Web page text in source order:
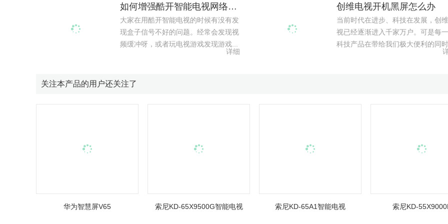
如何增强酷开智能电视网络信号
大家在用酷开智能电视的时候有没有发
现盒子信号不好的问题。经常会发现视
频缓冲呀，或者玩电视游戏发现游戏...
详细
创维电视开机黑屏怎么办
当前时代在进步、科技在发展，创
视已经逐渐进入千家万户。可是每
科技产品在带给我们极大便利的同时
关注本产品的用户还关注了
华为智慧屏V65 索尼KD-65X9500G智能电视 索尼KD-65A1智能电视 索尼KD-